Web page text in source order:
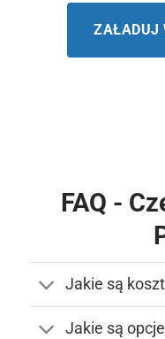
ZAŁADUJ
FAQ -
Jakie są
Jakie są